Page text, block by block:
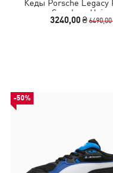
Кеды Porsche Legacy
Sneakers Unisex
3240,00 ₴
-50%